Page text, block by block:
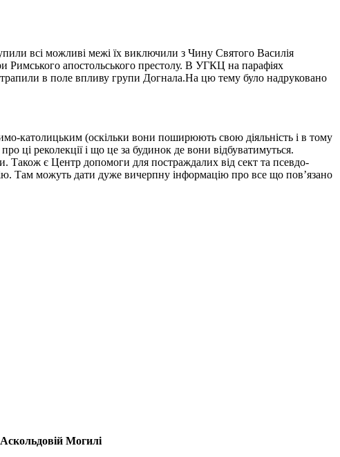
всі можливі межі їх виключили з Чину Святого Василія
Римського апостольського престолу. В УГКЦ на парафіях
в поле впливу групи Догнала.На цю тему було надруковано
католицьким (оскільки вони поширюють свою діяльність і в тому
ці реколекції і що це за будинок де вони відбуватимуться.
Також є Центр допомоги для постраждалих від сект та псевдо-
Там можуть дати дуже вичерпну інформацію про все що пов’язано
Могилі